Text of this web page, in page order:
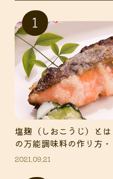
塩麹（しおこうじ）と
の万能調味料の作り方
2021.09.21